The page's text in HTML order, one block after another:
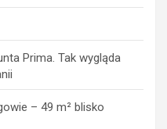
Prima. Tak wygląda
– 49 m² blisko